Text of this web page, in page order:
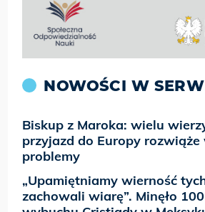
NOWOŚCI W
Biskup z Maroka: wielu
przyjazd do Europy
problemy
„Upamiętniamy wierność
zachowali wiarę”. Minęło